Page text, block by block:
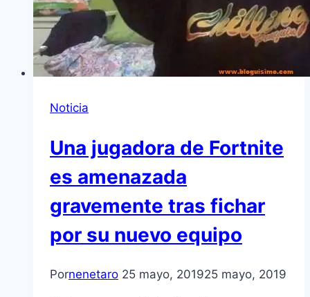
Noticia
Una jugadora de Fortnite
es amenazada
gravemente tras fichar
por su nuevo equipo
Pornenetaro 25 mayo, 201925 mayo, 2019